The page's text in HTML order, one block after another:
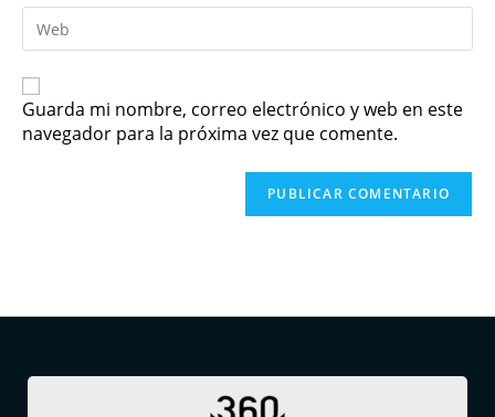
Guarda mi nombre, correo electrónico y web en este
navegador para la próxima vez que comente.